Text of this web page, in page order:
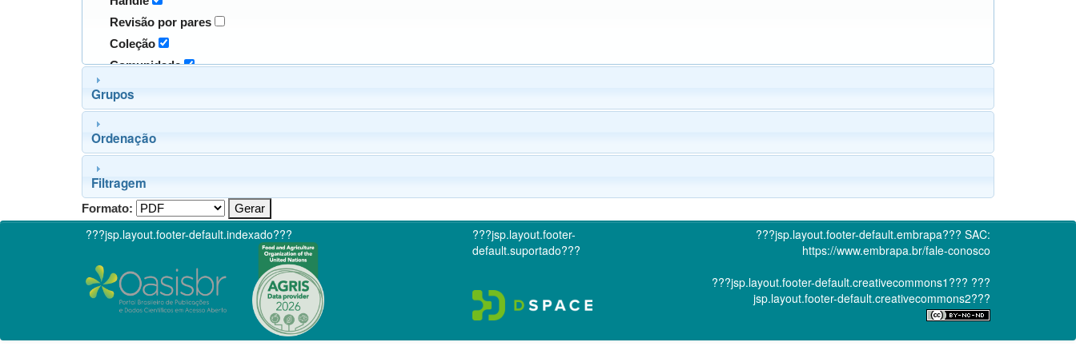
Revisão por pares
Coleção
Comunidade
Grupos
Ordenação
Filtragem
Formato:
???jsp.layout.footer-default.indexado???
???jsp.layout.footer-
default.suportado???
???jsp.layout.footer-default.embrapa??? SAC:
https://www.embrapa.br/fale-conosco
???jsp.layout.footer-default.creativecommons1??? ???
jsp.layout.footer-default.creativecommons2???